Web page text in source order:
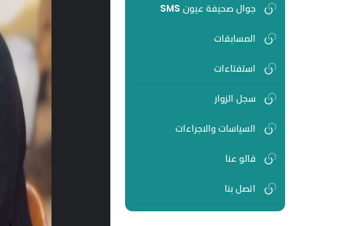
جوال صحيفة عيون SMS
المسابقات
استفتاءات
سجل الزوار
السياسات والاجراءات
قالو عنا
اتصل بنا